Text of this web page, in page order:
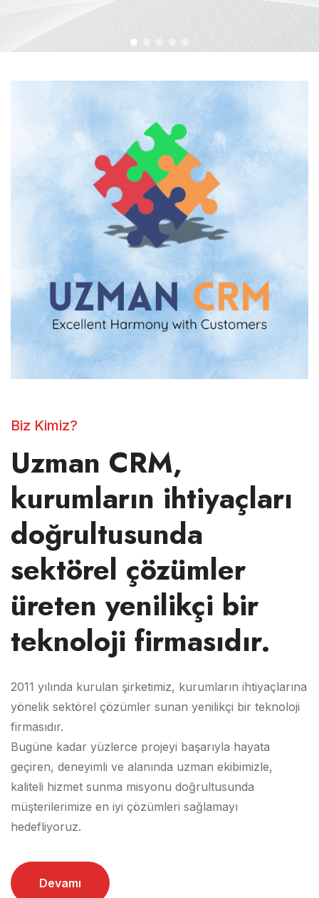
Biz Kimiz?
Uzman CRM,
kurumların ihtiyaçları
doğrultusunda
sektörel çözümler
üreten yenilikçi bir
teknoloji firmasıdır.
2011 yılında kurulan şirketimiz, kurumların ihtiyaçlarına
yönelik sektörel çözümler sunan yenilikçi bir teknoloji
firmasıdır.
Bugüne kadar yüzlerce projeyi başarıyla hayata
geçiren, deneyimli ve alanında uzman ekibimizle,
kaliteli hizmet sunma misyonu doğrultusunda
müşterilerimize en iyi çözümleri sağlamayı
hedefliyoruz.
Devamı